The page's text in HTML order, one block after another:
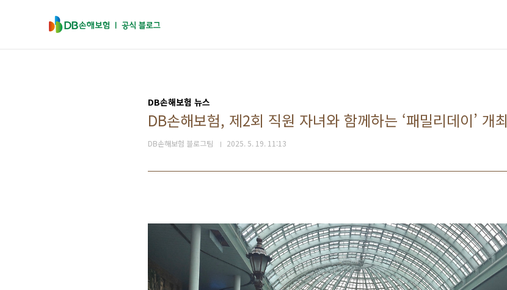
DB손해보험 뉴스
DB손해보험, 제2회 직원 자녀와 함께하는 ‘패밀리데이’ 개최
DB손해보험 블로그팀 2025. 5. 19. 11:13